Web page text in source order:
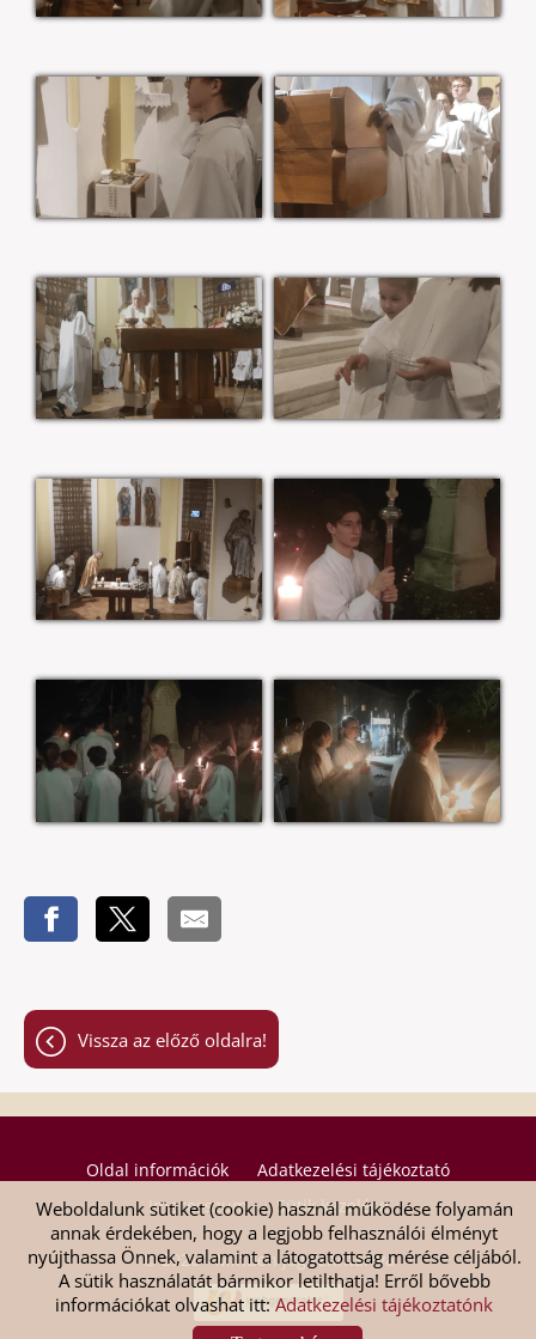
Vissza az előző oldalra!
© 2026 - Minden jog fenntartva
Oldal információk
Adatkezelési tájékoztató
Impresszum
Sütik kezelése
Weboldalunk sütiket (cookie) használ működése folyamán
annak érdekében, hogy a legjobb felhasználói élményt
nyújthassa Önnek, valamint a látogatottság mérése céljából.
A sütik használatát bármikor letilthatja! Erről bővebb
információkat olvashat itt: Adatkezelési tájékoztatónk